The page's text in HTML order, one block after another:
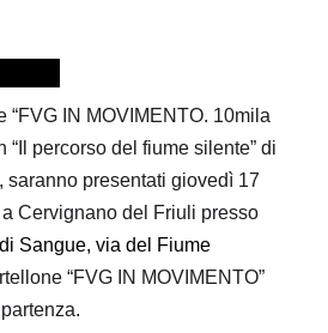
“FVG IN MOVIMENTO. 10mila
“Il percorso del fiume silente” di
presentati giovedì 17
Cervignano del Friuli presso
Sangue, via del Fiume
“FVG IN MOVIMENTO”